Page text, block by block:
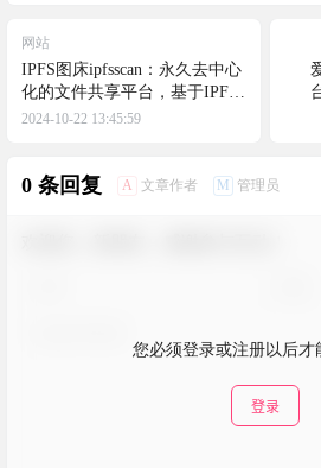
网站
IPFS图床ipfsscan：永久去中心
化的文件共享平台，基于IPFS
技术的去中心化文件共享平
2024-10-22 13:45:59
0 条回复 A 文章作者 M 管理员
您必须登录或注册以后才
登录